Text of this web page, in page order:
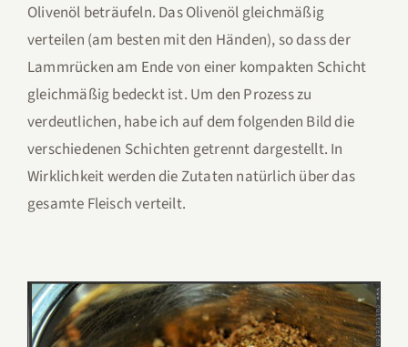
Olivenöl beträufeln. Das Olivenöl gleichmäßig
verteilen (am besten mit den Händen), so dass der
Lammrücken am Ende von einer kompakten Schicht
gleichmäßig bedeckt ist. Um den Prozess zu
verdeutlichen, habe ich auf dem folgenden Bild die
verschiedenen Schichten getrennt dargestellt. In
Wirklichkeit werden die Zutaten natürlich über das
gesamte Fleisch verteilt.